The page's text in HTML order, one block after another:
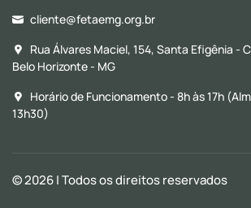
cliente@fetaemg.org.br
Rua Álvares Maciel, 154, Santa Efigênia -
Belo Horizonte - MG
Horário de Funcionamento - 8h às 17h
13h30)
© 2026| Todos os direitos reservados